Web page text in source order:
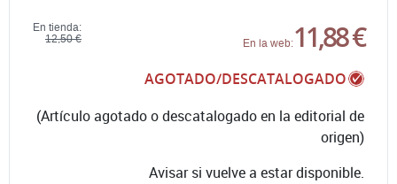
En tienda:
12,50 €
En la web:11,88 €
AGOTADO/DESCATALOGADO
(Artículo agotado o descatalogado en la editorial de
origen)
Avisar si vuelve a estar disponible.